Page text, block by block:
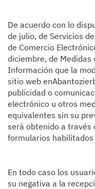
De acuerdo con lo
de julio, de Servicios
de Comercio
diciembre, de Medidas
Información que la
sitio web
publicidad o
electrónico u otros
equivalentes sin su
será obtenido a través
formularios
En todo caso los
su negativa a la